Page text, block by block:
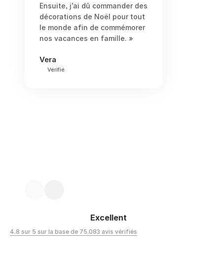
Ensuite, j’ai dû commander des
décorations de Noël pour tout
le monde afin de commémorer
nos vacances en famille. »
Vera
Vérifié
Excellent
4.8 sur 5 sur la base de 75,083 avis vérifiés